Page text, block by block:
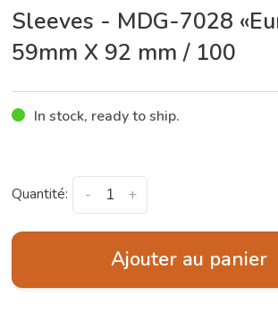
Sleeves - MDG-7028
59mm X 92 mm / 100
In stock, ready to ship.
Quantité: +
-
Ajouter au panier